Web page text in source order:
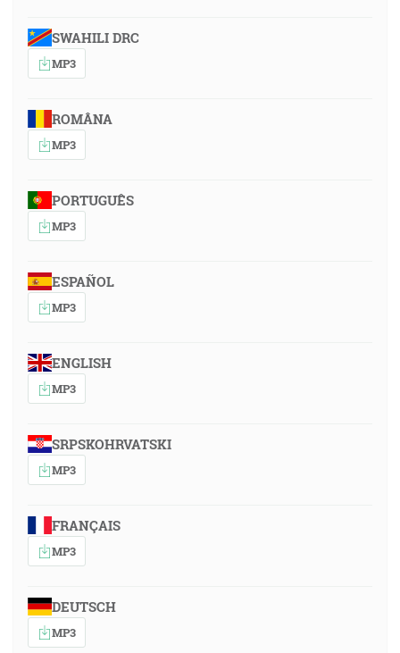
SWAHILI DRC
MP3
ROMÂNA
MP3
PORTUGUÊS
MP3
ESPAÑOL
MP3
ENGLISH
MP3
SRPSKOHRVATSKI
MP3
FRANÇAIS
MP3
DEUTSCH
MP3